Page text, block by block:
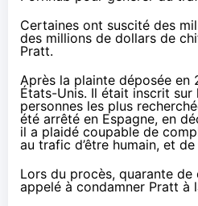
Certaines ont suscité des
des millions de dollars de
Pratt.
Après la plainte déposée en
États-Unis. Il était inscrit sur
personnes les plus
été arrêté en Espagne, en
il a plaidé coupable de
au trafic d’être humain, et de
Lors du procès, quarante
appelé à condamner Pratt à